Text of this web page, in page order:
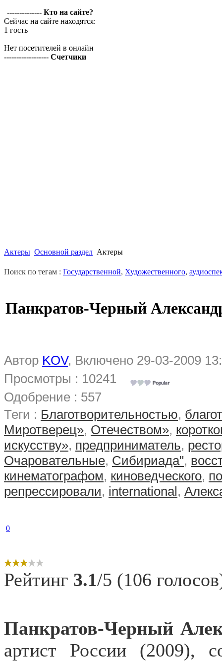
-------------- Кто на сайте?
Сейчас на сайте находятся:
1 гость
Нет посетителей в онлайн
------------------ Счетчики
Актеры Основной раздел Актеры
Поиск по тегам : Государственной, Художественного,
Панкратов-Черный
Автор KOV, Включено 29-03-2009
Просмотры : 10241
Одобрение : 557
Теги : Благотворительностью,
Миротверец», Отечеством»,
искусству», предприниматель,
Очаровательные, Сибириада",
кинематографом, киноведческого,
репрессировали, international,
0
Рейтинг 3.1/5 (106
Панкратов-Черный
артист России (2009),